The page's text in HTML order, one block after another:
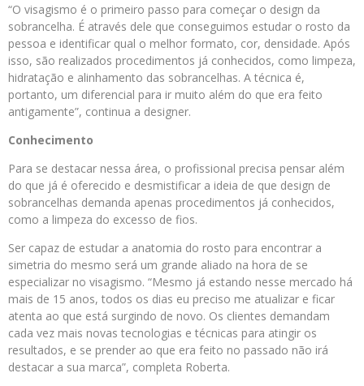
“O visagismo é o primeiro passo para começar o design da
sobrancelha. É através dele que conseguimos estudar o rosto da
pessoa e identificar qual o melhor formato, cor, densidade. Após
isso, são realizados procedimentos já conhecidos, como limpeza,
hidratação e alinhamento das sobrancelhas. A técnica é,
portanto, um diferencial para ir muito além do que era feito
antigamente”, continua a designer.
Conhecimento
Para se destacar nessa área, o profissional precisa pensar além
do que já é oferecido e desmistificar a ideia de que design de
sobrancelhas demanda apenas procedimentos já conhecidos,
como a limpeza do excesso de fios.
Ser capaz de estudar a anatomia do rosto para encontrar a
simetria do mesmo será um grande aliado na hora de se
especializar no visagismo. “Mesmo já estando nesse mercado há
mais de 15 anos, todos os dias eu preciso me atualizar e ficar
atenta ao que está surgindo de novo. Os clientes demandam
cada vez mais novas tecnologias e técnicas para atingir os
resultados, e se prender ao que era feito no passado não irá
destacar a sua marca”, completa Roberta.